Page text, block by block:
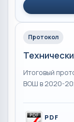
Протокол
Итоговый
ВОШ в 2020-
PDF